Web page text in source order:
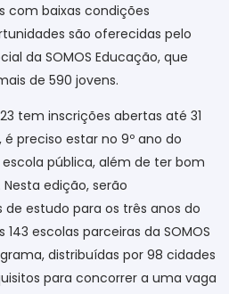
com baixas condições
são oferecidas pelo
da SOMOS Educação, que
de 590 jovens.
tem inscrições abertas até 31
preciso estar no 9º ano do
pública, além de ter bom
edição, serão
de estudo para os três anos do
escolas parceiras da SOMOS
distribuídas por 98 cidades
para concorrer a uma vaga